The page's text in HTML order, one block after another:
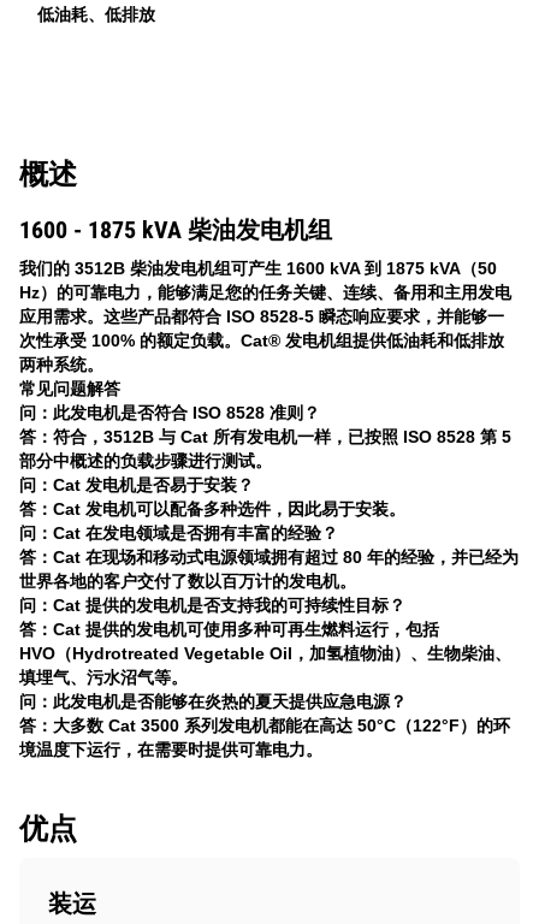
低油耗、低排放
概述
1600 - 1875 kVA 柴油发电机组
我们的 3512B 柴油发电机组可产生 1600 kVA 到 1875 kVA（50
Hz）的可靠电力，能够满足您的任务关键、连续、备用和主用发电
应用需求。这些产品都符合 ISO 8528-5 瞬态响应要求，并能够一
次性承受 100% 的额定负载。Cat® 发电机组提供低油耗和低排放
两种系统。
常见问题解答
问：此发电机是否符合 ISO 8528 准则？
答：符合，3512B 与 Cat 所有发电机一样，已按照 ISO 8528 第 5
部分中概述的负载步骤进行测试。
问：Cat 发电机是否易于安装？
答：Cat 发电机可以配备多种选件，因此易于安装。
问：Cat 在发电领域是否拥有丰富的经验？
答：Cat 在现场和移动式电源领域拥有超过 80 年的经验，并已经为
世界各地的客户交付了数以百万计的发电机。
问：Cat 提供的发电机是否支持我的可持续性目标？
答：Cat 提供的发电机可使用多种可再生燃料运行，包括
HVO（Hydrotreated Vegetable Oil，加氢植物油）、生物柴油、
填埋气、污水沼气等。
问：此发电机是否能够在炎热的夏天提供应急电源？
答：大多数 Cat 3500 系列发电机都能在高达 50°C（122°F）的环
境温度下运行，在需要时提供可靠电力。
优点
装运